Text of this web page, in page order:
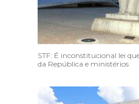
STF: É inconstitucional lei
da República e ministérios